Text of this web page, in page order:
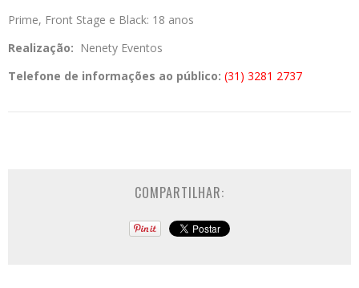
Prime, Front Stage e Black: 18 anos
Realização: Nenety Eventos
Telefone de informações ao público: (31) 3281 2737
COMPARTILHAR: